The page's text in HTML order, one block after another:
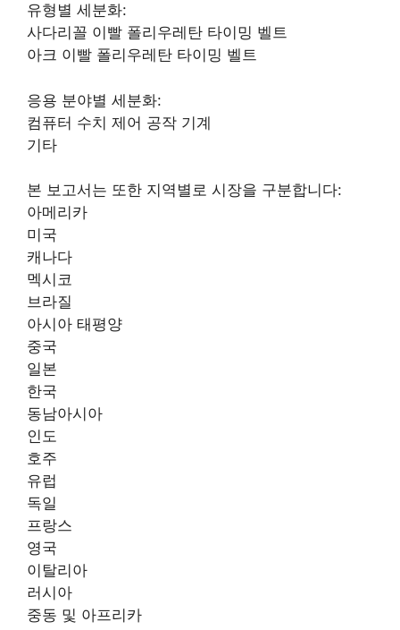
유형별 세분화:
사다리꼴 이빨 폴리우레탄 타이밍 벨트
아크 이빨 폴리우레탄 타이밍 벨트
응용 분야별 세분화:
컴퓨터 수치 제어 공작 기계
기타
본 보고서는 또한 지역별로 시장을 구분합니다:
아메리카
미국
캐나다
멕시코
브라질
아시아 태평양
중국
일본
한국
동남아시아
인도
호주
유럽
독일
프랑스
영국
이탈리아
러시아
중동 및 아프리카